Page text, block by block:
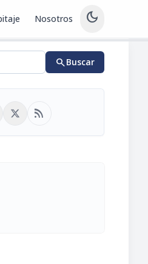
Nosotros dark_mode
searchBuscar
rss_feed